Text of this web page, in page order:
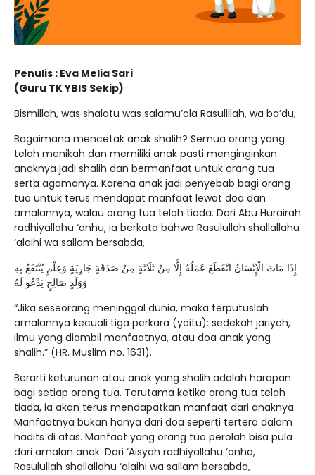
Penulis : Eva Melia Sari
(Guru TK YBIS Sekip)
Bismillah, was shalatu was salamu’ala Rasulillah, wa ba’du,
Bagaimana mencetak anak shalih? Semua orang yang
telah menikah dan memiliki anak pasti menginginkan
anaknya jadi shalih dan bermanfaat untuk orang tua
serta agamanya. Karena anak jadi penyebab bagi orang
tua untuk terus mendapat manfaat lewat doa dan
amalannya, walau orang tua telah tiada. Dari Abu Hurairah
radhiyallahu ‘anhu, ia berkata bahwa Rasulullah shallallahu
‘alaihi wa sallam bersabda,
إِذَا مَاتَ الْإِنْسَانُ انْقَطَعَ عَمَلُهُ إِلَّا مِنْ ثَلَاثَةٍ مِنْ صَدَقَةٍ جَارِيَةٍ وَعِلْمٍ يُنْتَفَعُ بِهِ
وَوَلَدٍ صَالِحٍ يَدْعُو لَهُ
“Jika seseorang meninggal dunia, maka terputuslah
amalannya kecuali tiga perkara (yaitu): sedekah jariyah,
ilmu yang diambil manfaatnya, atau doa anak yang
shalih.” (HR. Muslim no. 1631).
Berarti keturunan atau anak yang shalih adalah harapan
bagi setiap orang tua. Terutama ketika orang tua telah
tiada, ia akan terus mendapatkan manfaat dari anaknya.
Manfaatnya bukan hanya dari doa seperti tertera dalam
hadits di atas. Manfaat yang orang tua perolah bisa pula
dari amalan anak. Dari ‘Aisyah radhiyallahu ‘anha,
Rasulullah shallallahu ‘alaihi wa sallam bersabda,